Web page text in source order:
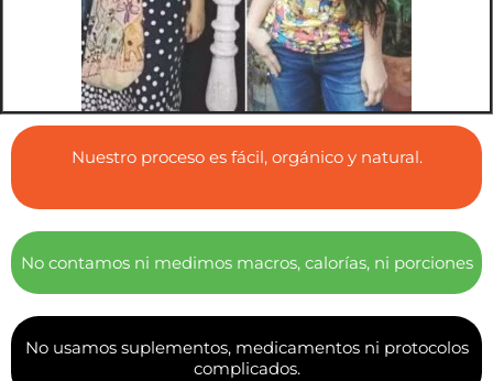
Nuestro proceso es fácil, orgánico y natural.
No contamos ni medimos macros, calorías, ni porciones
No usamos suplementos, medicamentos ni protocolos
complicados.